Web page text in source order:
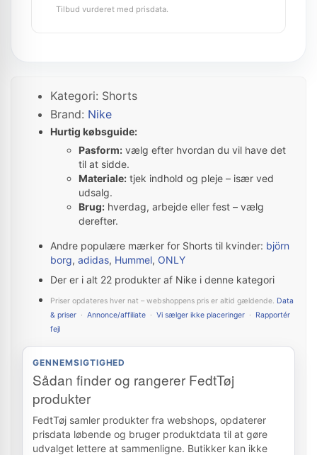
Tilbud vurderet med prisdata.
Kategori: Shorts
Brand: Nike
Hurtig købsguide:
Pasform: vælg efter hvordan du vil have det
til at sidde.
Materiale: tjek indhold og pleje – især ved
udsalg.
Brug: hverdag, arbejde eller fest – vælg
derefter.
Andre populære mærker for Shorts til kvinder: björn
borg, adidas, Hummel, ONLY
Der er i alt 22 produkter af Nike i denne kategori
Priser opdateres hver nat – webshoppens pris er altid gældende. Data
& priser · Annonce/affiliate · Vi sælger ikke placeringer · Rapportér
fejl
GENNEMSIGTIGHED
Sådan finder og rangerer FedtTøj
produkter
FedtTøj samler produkter fra webshops, opdaterer
prisdata løbende og bruger produktdata til at gøre
udvalget lettere at sammenligne. Butikker kan ikke